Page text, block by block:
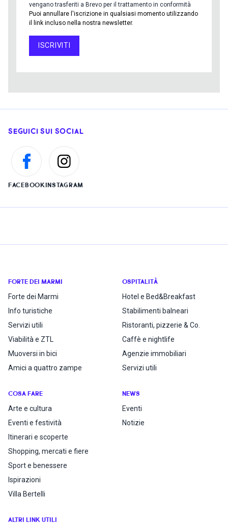
vengano trasferiti a Brevo per il trattamento in conformità
Puoi annullare l'iscrizione in qualsiasi momento utilizzando
il link incluso nella nostra newsletter.
ISCRIVITI
SEGUICI SUI SOCIAL
FACEBOOK INSTAGRAM
FORTE DEI MARMI
Forte dei Marmi
Info turistiche
Servizi utili
Viabilità e ZTL
Muoversi in bici
Amici a quattro zampe
OSPITALITÀ
Hotel e Bed&Breakfast
Stabilimenti balneari
Ristoranti, pizzerie & Co.
Caffè e nightlife
Agenzie immobiliari
Servizi utili
COSA FARE
Arte e cultura
Eventi e festività
Itinerari e scoperte
Shopping, mercati e fiere
Sport e benessere
Ispirazioni
Villa Bertelli
NEWS
Eventi
Notizie
ALTRI LINK UTILI